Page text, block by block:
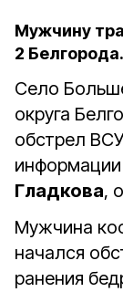
Мужчину
2 Белгорода.
Село
округа
обстрел
информации
Гладкова,
Мужчина
начался
ранения